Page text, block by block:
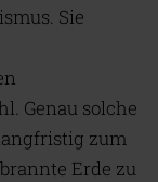
Sie
Genau solche
zum
Erde zu